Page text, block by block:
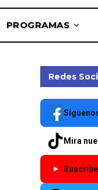
PROGRAMAS
Redes
Mira